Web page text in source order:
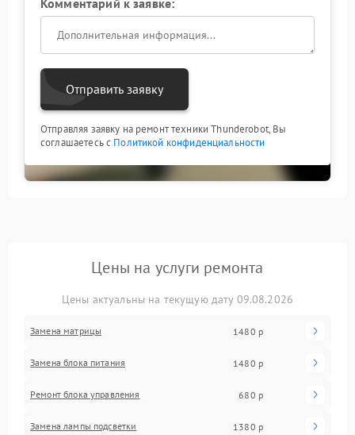
Комментарий к заявке:
Отправить заявку
Отправляя заявку на ремонт техники Thunderobot, Вы
соглашаетесь с Политикой конфиденциальности
Цены на услуги ремонта
Цены актуальны на текущую дату 09.08.2026
Замена матрицы 1480 р
Замена блока питания 1480 р
Ремонт блока управления 680 р
Замена лампы подсветки 1380 р